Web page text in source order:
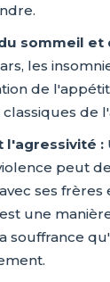
sommeil et
les
de
de
l'agressivité :
peut
ses
une
souffrance